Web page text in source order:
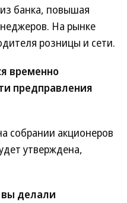
банка, повышая
На рынке
розницы и сети.
временно
предправления
собрании акционеров
утверждена,
делали